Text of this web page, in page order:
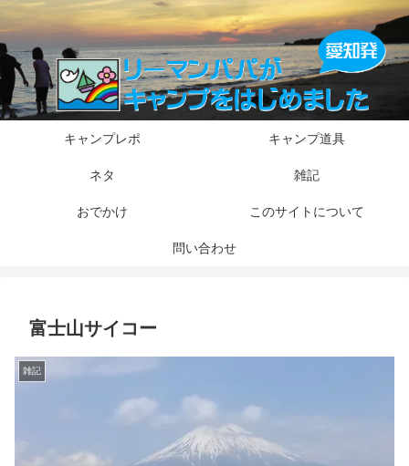
キャンプレポ キャンプ道具
ネタ 雑記
おでかけ このサイトについて
問い合わせ
富士山サイコー
雑記